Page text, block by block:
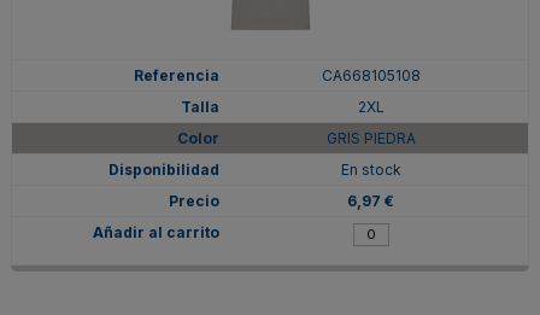
CA668105108
2XL
GRIS PIEDRA
En stock
6,97 €